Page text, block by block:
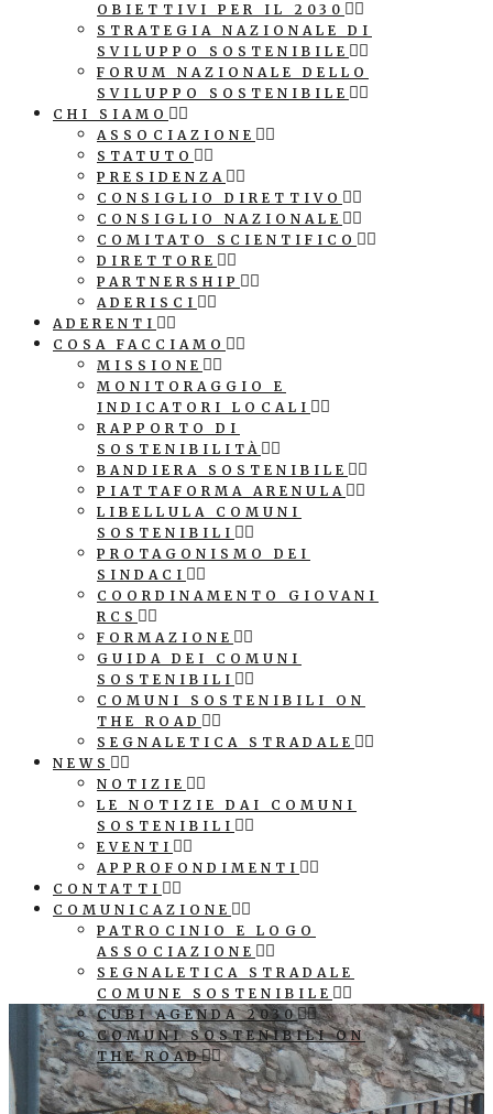
OBIETTIVI PER IL 2030
STRATEGIA NAZIONALE DI
SVILUPPO SOSTENIBILE
FORUM NAZIONALE DELLO
SVILUPPO SOSTENIBILE
CHI SIAMO
ASSOCIAZIONE
STATUTO
PRESIDENZA
CONSIGLIO DIRETTIVO
CONSIGLIO NAZIONALE
COMITATO SCIENTIFICO
DIRETTORE
PARTNERSHIP
ADERISCI
ADERENTI
COSA FACCIAMO
MISSIONE
MONITORAGGIO E
INDICATORI LOCALI
RAPPORTO DI
SOSTENIBILITÀ
BANDIERA SOSTENIBILE
PIATTAFORMA ARENULA
LIBELLULA COMUNI
SOSTENIBILI
PROTAGONISMO DEI
SINDACI
COORDINAMENTO GIOVANI
RCS
FORMAZIONE
GUIDA DEI COMUNI
SOSTENIBILI
COMUNI SOSTENIBILI ON
THE ROAD
SEGNALETICA STRADALE
NEWS
NOTIZIE
LE NOTIZIE DAI COMUNI
SOSTENIBILI
EVENTI
APPROFONDIMENTI
CONTATTI
COMUNICAZIONE
PATROCINIO E LOGO
ASSOCIAZIONE
SEGNALETICA STRADALE
COMUNE SOSTENIBILE
CUBI AGENDA 2030
COMUNI SOSTENIBILI ON
THE ROAD